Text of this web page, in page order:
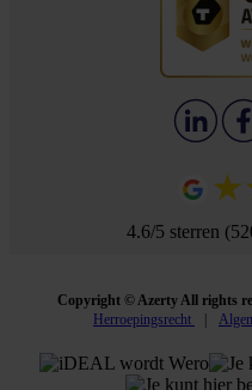
4.6/5 sterren
Copyright © Azerty All rights
Herroepingsrecht